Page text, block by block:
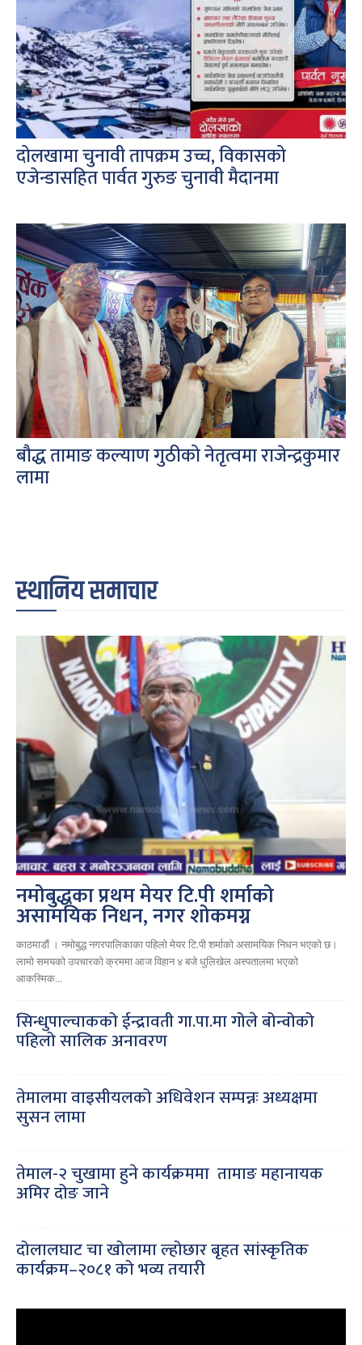
दोलखामा चुनावी तापक्रम उच्च, विकासको
एजेन्डासहित पार्वत गुरुङ चुनावी मैदानमा
बौद्ध तामाङ कल्याण गुठीको नेतृत्वमा राजेन्द्रकुमार
लामा
स्थानिय समाचार
नमोबुद्धका प्रथम मेयर टि.पी शर्माको
असामयिक निधन, नगर शोकमग्न
काठमाडौं । नमोबुद्ध नगरपालिकाका पहिलो मेयर टि.पी शर्माको असामयिक निधन भएको छ।
लामो समयको उपचारको क्रममा आज विहान ४ बजे धुलिखेल अस्पतालमा भएको
आकस्मिक...
सिन्धुपाल्चाकको ईन्द्रावती गा.पा.मा गोले बोन्वोको
पहिलो सालिक अनावरण
तेमालमा वाइसीयलको अधिवेशन सम्पन्नः अध्यक्षमा
सुसन लामा
तेमाल-२ चुखामा हुने कार्यक्रममा तामाङ महानायक
अमिर दोङ जाने
दोलालघाट चा खोलामा ल्होछार बृहत सांस्कृतिक
कार्यक्रम–२०८१ को भव्य तयारी